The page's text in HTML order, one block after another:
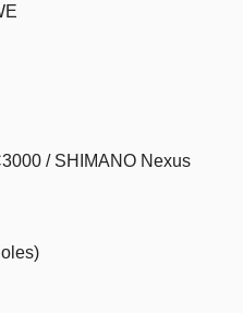
/ SHIMANO Nexus